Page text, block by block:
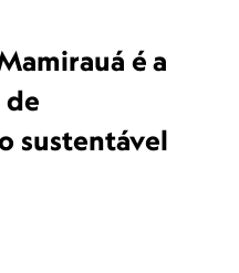
é a
de
sustentável